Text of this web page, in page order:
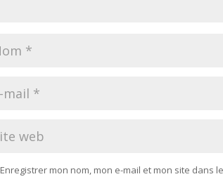
Enregistrer mon nom, mon e-mail et mon site dans